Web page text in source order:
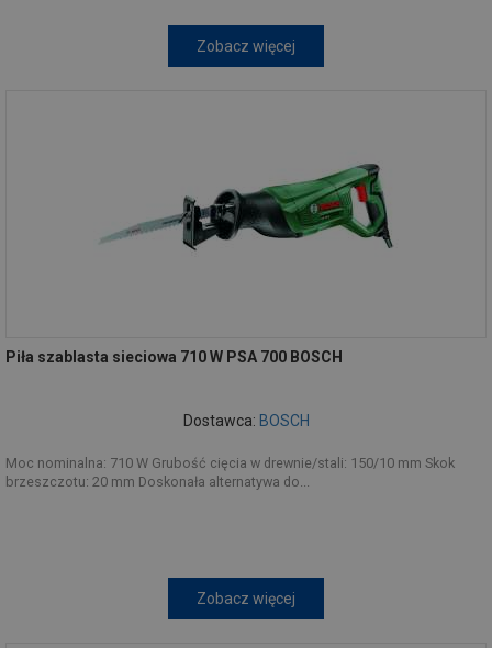
Zobacz więcej
Piła szablasta sieciowa 710 W PSA 700 BOSCH
Dostawca: BOSCH
Moc nominalna: 710 W Grubość cięcia w drewnie/stali: 150/10 mm Skok
brzeszczotu: 20 mm Doskonała alternatywa do...
Zobacz więcej